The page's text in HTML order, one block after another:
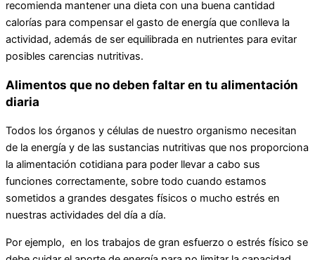
recomienda mantener una dieta con una buena cantidad
calorías para compensar el gasto de energía que conlleva la
actividad, además de ser equilibrada en nutrientes para evitar
posibles carencias nutritivas.
Alimentos que no deben faltar en tu alimentación
diaria
Todos los órganos y células de nuestro organismo necesitan
de la energía y de las sustancias nutritivas que nos proporciona
la alimentación cotidiana para poder llevar a cabo sus
funciones correctamente, sobre todo cuando estamos
sometidos a grandes desgates físicos o mucho estrés en
nuestras actividades del día a día.
Por ejemplo, en los trabajos de gran esfuerzo o estrés físico se